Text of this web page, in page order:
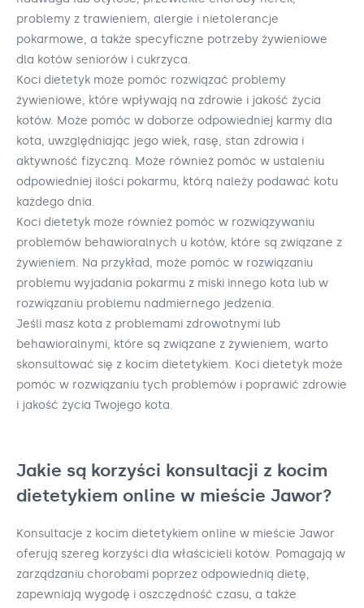
problemy z trawieniem, alergie i nietolerancje
pokarmowe, a także specyficzne potrzeby żywieniowe
dla kotów seniorów i cukrzyca.
Koci dietetyk może pomóc rozwiązać problemy
żywieniowe, które wpływają na zdrowie i jakość życia
kotów. Może pomóc w doborze odpowiedniej karmy dla
kota, uwzględniając jego wiek, rasę, stan zdrowia i
aktywność fizyczną. Może również pomóc w ustaleniu
odpowiedniej ilości pokarmu, którą należy podawać kotu
każdego dnia.
Koci dietetyk może również pomóc w rozwiązywaniu
problemów behawioralnych u kotów, które są związane z
żywieniem. Na przykład, może pomóc w rozwiązaniu
problemu wyjadania pokarmu z miski innego kota lub w
rozwiązaniu problemu nadmiernego jedzenia.
Jeśli masz kota z problemami zdrowotnymi lub
behawioralnymi, które są związane z żywieniem, warto
skonsultować się z kocim dietetykiem. Koci dietetyk może
pomóc w rozwiązaniu tych problemów i poprawić zdrowie
i jakość życia Twojego kota.
Jakie są korzyści konsultacji z kocim
dietetykiem online w mieście Jawor?
Konsultacje z kocim dietetykiem online w mieście Jawor
oferują szereg korzyści dla właścicieli kotów. Pomagają w
zarządzaniu chorobami poprzez odpowiednią dietę,
zapewniają wygodę i oszczędność czasu, a także